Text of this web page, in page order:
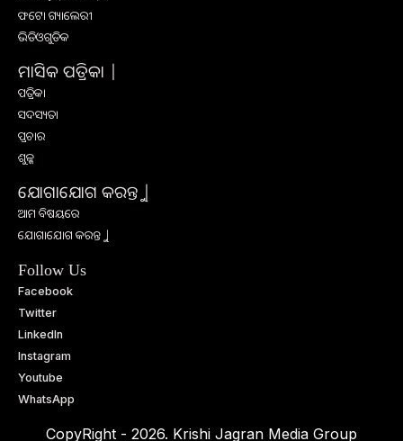
ଫଟୋ ଗ୍ୟାଲେରୀ
ଭିଡିଓଗୁଡିକ
ମାସିକ ପତ୍ରିକା |
ପତ୍ରିକା
ସଦସ୍ୟତା
ପ୍ରଚାର
ଶୁଳ୍କ
ଯୋଗାଯୋଗ କରନ୍ତୁ |
ଆମ ବିଷୟରେ
ଯୋଗାଯୋଗ କରନ୍ତୁ |
Follow Us
Facebook
Twitter
LinkedIn
Instagram
Youtube
WhatsApp
CopyRight - 2026. Krishi Jagran Media Group